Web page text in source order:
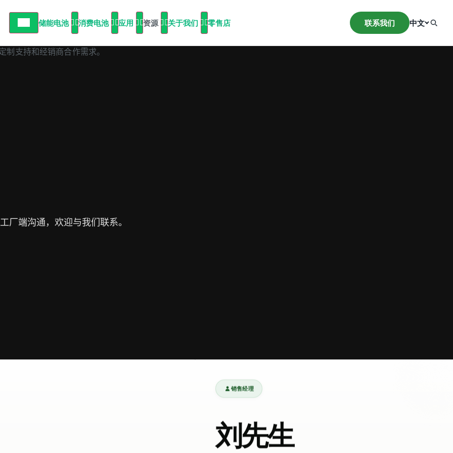
储能电池 消费电池 应用 资源 关于我们 零售店 联系我们
English
中文
厂端沟通，欢迎与我们联系。
销售经理
刘先生